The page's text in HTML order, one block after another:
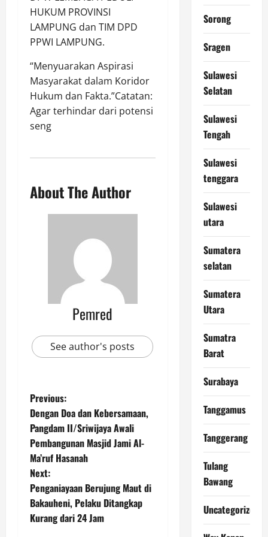
HUKUM PROVINSI
LAMPUNG dan TIM DPD
PPWI LAMPUNG.
“Menyuarakan Aspirasi
Masyarakat dalam Koridor
Hukum dan Fakta.”Catatan:
Agar terhindar dari potensi
seng
About The Author
Pemred
See author's posts
P
o
s
t
n
a
Previous:
Dengan Doa dan Kebersamaan,
Pangdam II/Sriwijaya Awali
Pembangunan Masjid Jami Al-
Ma’ruf Hasanah
Next:
Penganiayaan Berujung Maut di
Bakauheni, Pelaku Ditangkap
Kurang dari 24 Jam
Sorong
Sragen
Sulawesi
Selatan
Sulawesi
Tengah
Sulawesi
tenggara
Sulawesi
utara
Sumatera
selatan
Sumatera
Utara
Sumatra
Barat
Surabaya
Tanggamus
Tanggerang
Tulang
Bawang
Uncategorized